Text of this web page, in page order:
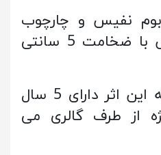
بوم نفیس و چارچوب
تابلوها از چوب روس با ضخامت 5 سانتی
لازم به ذکر است که این اثر دارای 5 سال
از طرف گالری می